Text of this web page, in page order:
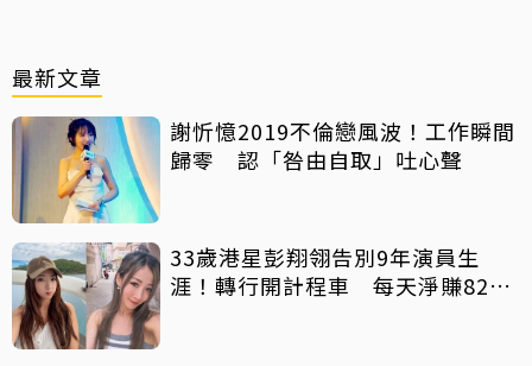
最新文章
謝忻憶2019不倫戀風波！工作瞬間
歸零 認「咎由自取」吐心聲
33歲港星彭翔翎告別9年演員生
涯！轉行開計程車 每天淨賺8200